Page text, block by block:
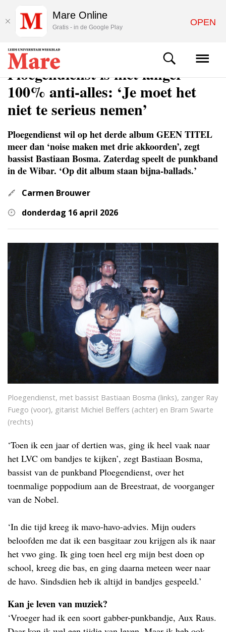
CULTUUR
Ploegendienst is niet langer
100% anti-alles: ‘Je moet het
niet te serieus nemen’
Ploegendienst wil op het derde album GEEN TITEL
meer dan ‘noise maken met drie akkoorden’, zegt
bassist Bastiaan Bosma. Zaterdag speelt de punkband
in de Wibar. ‘Op dit album staan bijna-ballads.’
Carmen Brouwer
donderdag 16 april 2026
Ploegendienst, met bassist Bastiaan Bosma (links), zanger Ray
Fuego (voor), gitarist Michiel Beffers (achter) en Bram Swarte
(rechts)
‘Toen ik een jaar of dertien was, ging ik heel vaak naar
het LVC om bandjes te kijken’, zegt Bastiaan Bosma,
bassist van de punkband Ploegendienst, over het
toenmalige poppodium aan de Breestraat, de voorganger
van de Nobel.
‘In die tijd kreeg ik mavo-havo-advies. Mijn ouders
beloofden me dat ik een basgitaar zou krijgen als ik naar
het vwo ging. Ik ging toen heel erg mijn best doen op
school, kreeg die bas, en ging daarna meteen weer naar
de havo. Sindsdien heb ik altijd in bandjes gespeeld.’
Kan je leven van muziek?
‘Vroeger had ik een soort gabber-punkbandje, Aux Raus.
Mare Online
Gratis - in de Google Play OPEN